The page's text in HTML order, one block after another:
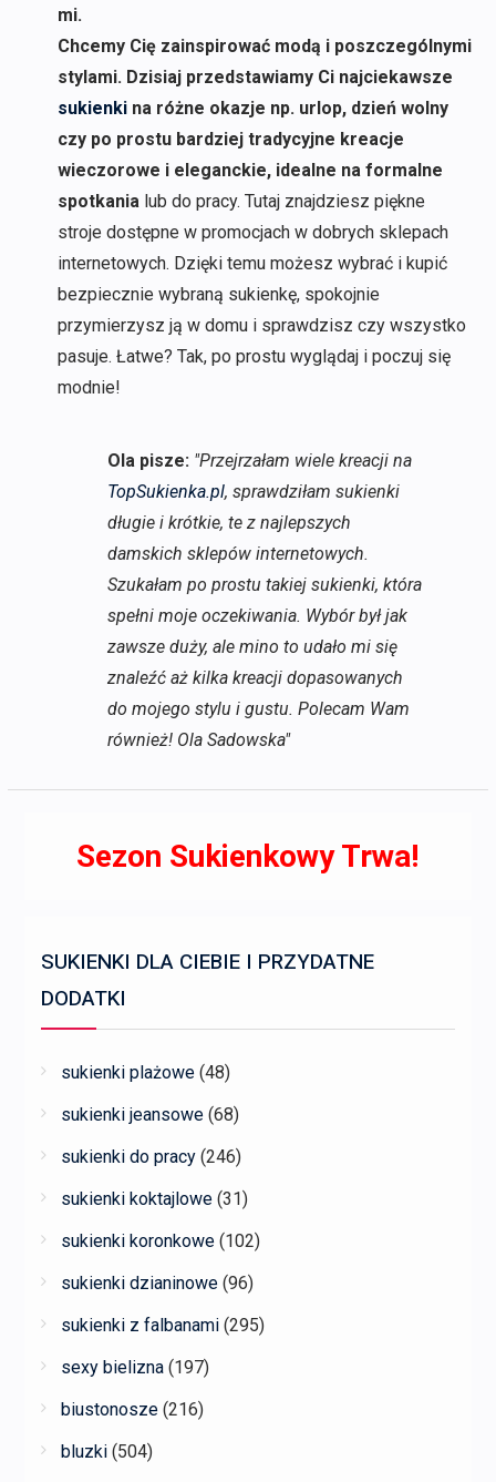
mi.
Chcemy Cię zainspirować modą i poszczególnymi
stylami. Dzisiaj przedstawiamy Ci najciekawsze
sukienkina różne okazje np. urlop, dzień wolny
czy po prostu bardziej tradycyjne kreacje
wieczorowe i eleganckie, idealne na formalne
spotkanialub do pracy. Tutaj znajdziesz piękne
stroje dostępne w promocjach w dobrych sklepach
internetowych. Dzięki temu możesz wybrać i kupić
bezpiecznie wybraną sukienkę, spokojnie
przymierzysz ją w domu i sprawdzisz czy wszystko
pasuje. Łatwe? Tak, po prostu wyglądaj i poczuj się
modnie!
Ola pisze: "Przejrzałam wiele kreacji na
TopSukienka.pl, sprawdziłam sukienki
długie i krótkie, te z najlepszych
damskich sklepów internetowych.
Szukałam po prostu takiej sukienki, która
spełni moje oczekiwania. Wybór był jak
zawsze duży, ale mino to udało mi się
znaleźć aż kilka kreacji dopasowanych
do mojego stylu i gustu. Polecam Wam
również! Ola Sadowska"
Sezon Sukienkowy Trwa!
SUKIENKI DLA CIEBIE I PRZYDATNE
DODATKI
sukienki plażowe (48)
sukienki jeansowe (68)
sukienki do pracy (246)
sukienki koktajlowe (31)
sukienki koronkowe (102)
sukienki dzianinowe (96)
sukienki z falbanami (295)
sexy bielizna (197)
biustonosze (216)
bluzki (504)